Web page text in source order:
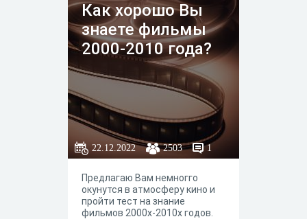
Как хорошо Вы
знаете фильмы
2000-2010 года?
22.12.2022 2503 1
Предлагаю Вам немногго
окунутся в атмосферу кино и
пройти тест на знание
фильмов 2000х-2010х годов.